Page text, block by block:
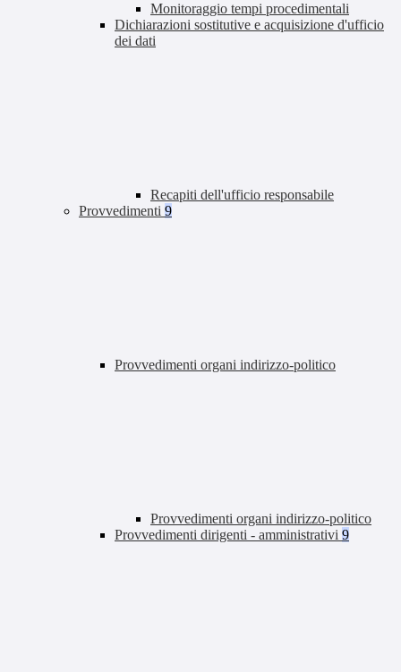
Monitoraggio tempi procedimentali
Dichiarazioni sostitutive e acquisizione d'ufficio
dei dati
Recapiti dell'ufficio responsabile
Provvedimenti 9
Provvedimenti organi indirizzo-politico
Provvedimenti organi indirizzo-politico
Provvedimenti dirigenti - amministrativi 9